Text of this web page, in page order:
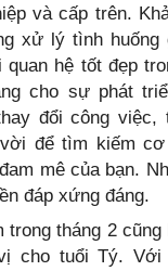
và cấp trên.
xử lý tình huống
hệ tốt đẹp
cho sự phát
đổi công việc,
để tìm kiếm
mê của bạn.
đáp xứng đáng.
trong tháng 2 cũng
cho tuổi Tý.